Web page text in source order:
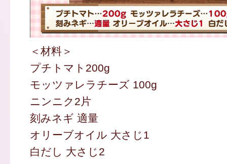
＜材料＞
プチトマト200g
モッツァレラチーズ 100g
ニンニク2片
刻みネギ 適量
オリーブオイル 大さじ1
白だし 大さじ2